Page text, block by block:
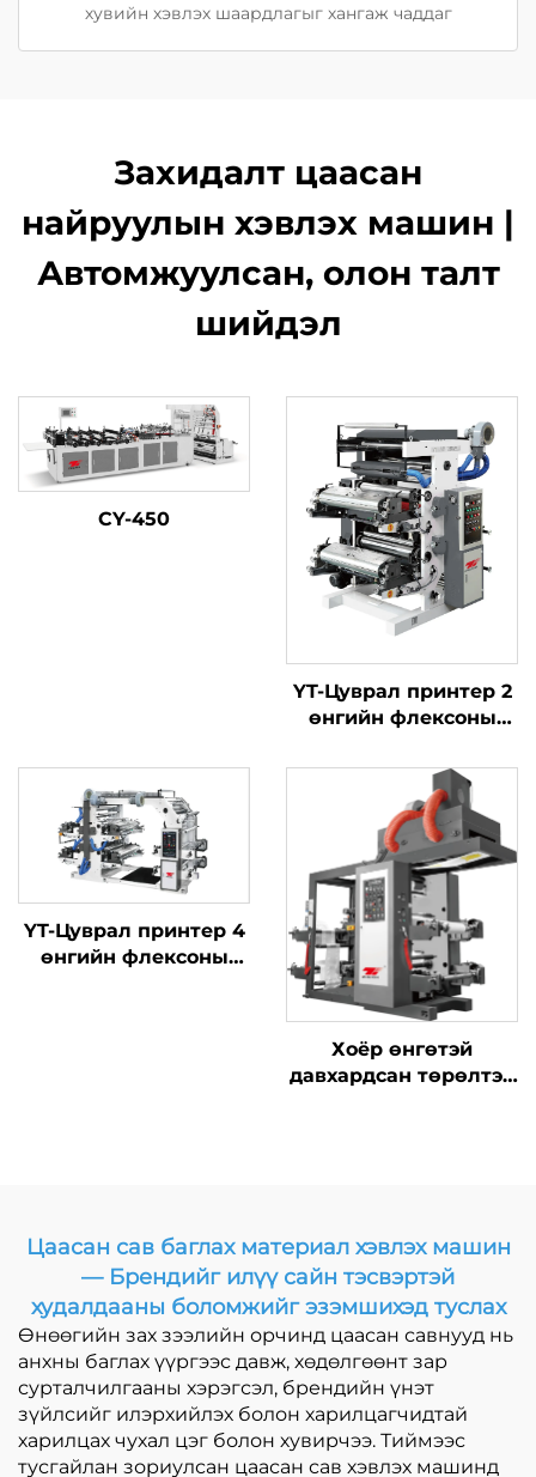
хувийн хэвлэх шаардлагыг хангаж чаддаг
Захидалт цаасан
найруулын хэвлэх машин |
Автомжуулсан, олон талт
шийдэл
CY-450
YT-Цуврал принтер 2
өнгийн флексоны
YT-Цуврал принтер 4
өнгийн флексоны
Хоёр өнгөтэй
давхардсан төрөлтэй
Цаасан сав баглах материал хэвлэх машин
— Брендийг илүү сайн тэсвэртэй
худалдааны боломжийг эзэмшихэд туслах
Өнөөгийн зах зээлийн орчинд цаасан савнууд нь
анхны баглах үүргээс давж, хөдөлгөөнт зар
сурталчилгааны хэрэгсэл, брендийн үнэт
зүйлсийг илэрхийлэх болон харилцагчидтай
харилцах чухал цэг болон хувирчээ. Тиймээс
тусгайлан зориулсан цаасан сав хэвлэх машинд